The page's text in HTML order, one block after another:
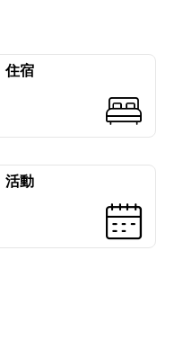
住宿
活動